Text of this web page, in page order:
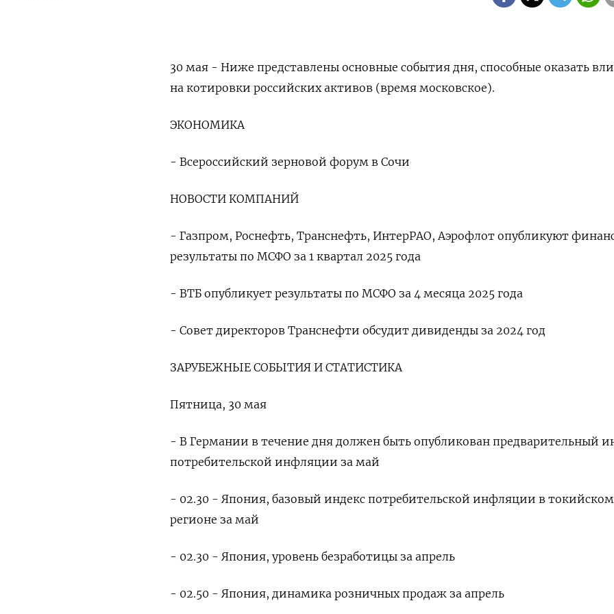
30 мая - Ниже представлены основные события дня, способные оказать
на котировки российских активов (время московское).
ЭКОНОМИКА
- Всероссийский зерновой форум в Сочи
НОВОСТИ КОМПАНИЙ
- Газпром, Роснефть, Транснефть, ИнтерРАО, Аэрофлот опубликуют
результаты по МСФО за 1 квартал 2025 года
- ВТБ опубликует результаты по МСФО за 4 месяца 2025 года
- Совет директоров Транснефти обсудит дивиденды за 2024 год
ЗАРУБЕЖНЫЕ СОБЫТИЯ И СТАТИСТИКА
Пятница, 30 мая
- В Германии в течение дня должен быть опубликован предварительный
потребительской инфляции за май
- 02.30 - Япония, базовый индекс потребительской инфляции в токийском
регионе за май
- 02.30 - Япония, уровень безработицы за апрель
- 02.50 - Япония, динамика розничных продаж за апрель